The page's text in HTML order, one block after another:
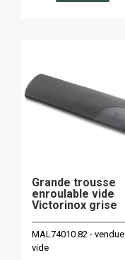
Grande trousse
enroulable vide
Victorinox grise
MAL74010.82 - vendue
vide